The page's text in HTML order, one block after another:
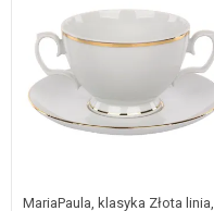
MariaPaula, klasyka Złota linia,